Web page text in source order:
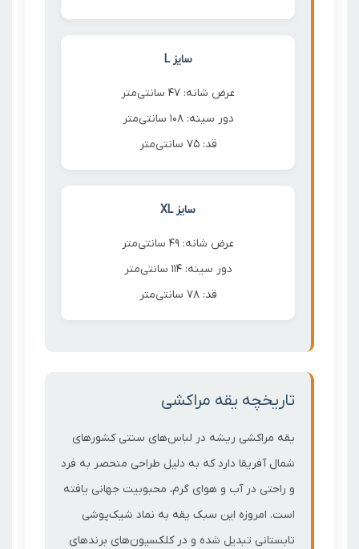
سایز L
عرض شانه: 47 سانتی‌متر
دور سینه: 108 سانتی‌متر
قد: 75 سانتی‌متر
سایز XL
عرض شانه: 49 سانتی‌متر
دور سینه: 114 سانتی‌متر
قد: 78 سانتی‌متر
تاریخچه یقه مراکشی
یقه مراکشی ریشه در لباس‌های سنتی کشورهای
شمال آفریقا دارد که به دلیل طراحی منحصر به فرد
و راحتی در آب و هوای گرم، محبوبیت جهانی یافته
است. امروزه این سبک یقه به نماد شیک‌پوشی
تابستانی تبدیل شده و در کلکسیون‌های برندهای